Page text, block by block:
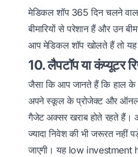
मेडिकल शॉप 365 दिन चलने
बीमारियों से परेशान हैं और उन
आप मेडिकल शॉप खोलते हैं तो
10. लैपटॉप या कंप्यूटर
जैसा कि आप जानते हैं कि हाल के
अपने स्कूल के प्रोजेक्ट और
गैजेट अक्सर खराब होते रहते हैं।
ज्यादा निवेश की भी जरूरत
जाएगी। यह low